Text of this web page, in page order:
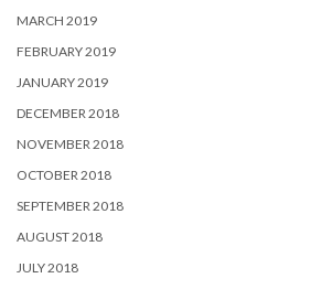
MARCH 2019
FEBRUARY 2019
JANUARY 2019
DECEMBER 2018
NOVEMBER 2018
OCTOBER 2018
SEPTEMBER 2018
AUGUST 2018
JULY 2018